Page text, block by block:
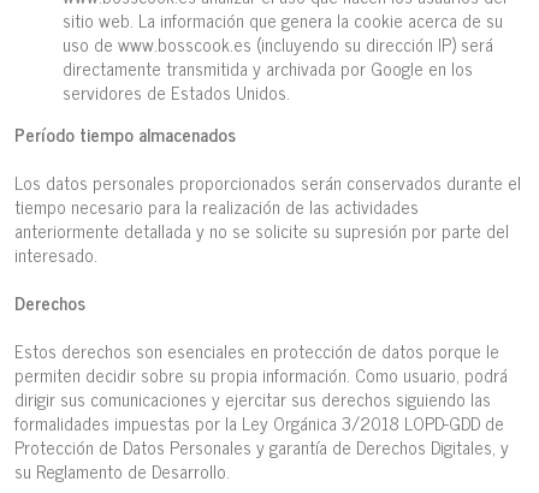
sitio web. La información que genera la cookie acerca de su
uso de www.bosscook.es (incluyendo su dirección IP) será
directamente transmitida y archivada por Google en los
servidores de Estados Unidos.
Período tiempo almacenados
Los datos personales proporcionados serán conservados durante el
tiempo necesario para la realización de las actividades
anteriormente detallada y no se solicite su supresión por parte del
interesado.
Derechos
Estos derechos son esenciales en protección de datos porque le
permiten decidir sobre su propia información. Como usuario, podrá
dirigir sus comunicaciones y ejercitar sus derechos siguiendo las
formalidades impuestas por la Ley Orgánica 3/2018 LOPD-GDD de
Protección de Datos Personales y garantía de Derechos Digitales, y
su Reglamento de Desarrollo.